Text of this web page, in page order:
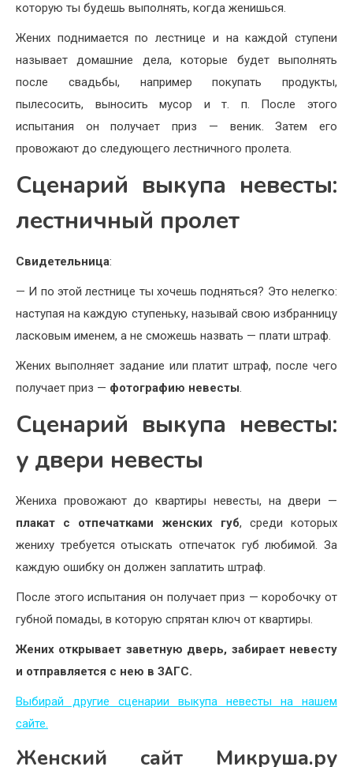
которую ты будешь выполнять, когда женишься.
Жених поднимается по лестнице и на каждой ступени
называет домашние дела, которые будет выполнять
после свадьбы, например покупать продукты,
пылесосить, выносить мусор и т. п. После этого
испытания он получает приз — веник. Затем его
провожают до следующего лестничного пролета.
Сценарий выкупа невесты:
лестничный пролет
Свидетельница:
— И по этой лестнице ты хочешь подняться? Это нелегко:
наступая на каждую ступеньку, называй свою избранницу
ласковым именем, а не сможешь назвать — плати штраф.
Жених выполняет задание или платит штраф, после чего
получает приз — фотографию невесты.
Сценарий выкупа невесты:
у двери невесты
Жениха провожают до квартиры невесты, на двери —
плакат с отпечатками женских губ, среди которых
жениху требуется отыскать отпечаток губ любимой. За
каждую ошибку он должен заплатить штраф.
После этого испытания он получает приз — коробочку от
губной помады, в которую спрятан ключ от квартиры.
Жених открывает заветную дверь, забирает невесту
и отправляется с нею в ЗАГС.
Выбирай другие сценарии выкупа невесты на нашем
сайте.
Женский сайт Микруша.ру